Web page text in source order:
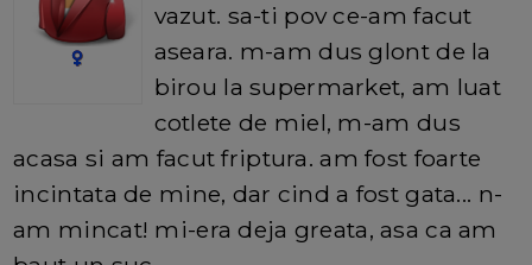
vazut. sa-ti pov ce-am facut
aseara. m-am dus glont de la
birou la supermarket, am luat
cotlete de miel, m-am dus
acasa si am facut friptura. am fost foarte
incintata de mine, dar cind a fost gata... n-
am mincat! mi-era deja greata, asa ca am